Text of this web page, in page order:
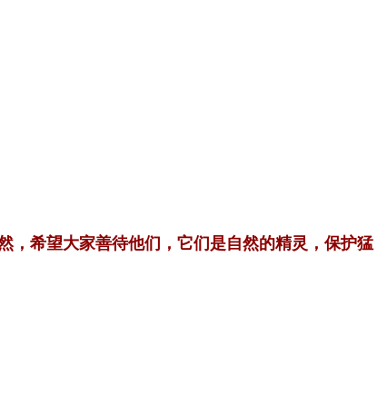
，希望大家善待他们，它们是自然的精灵，保护猛